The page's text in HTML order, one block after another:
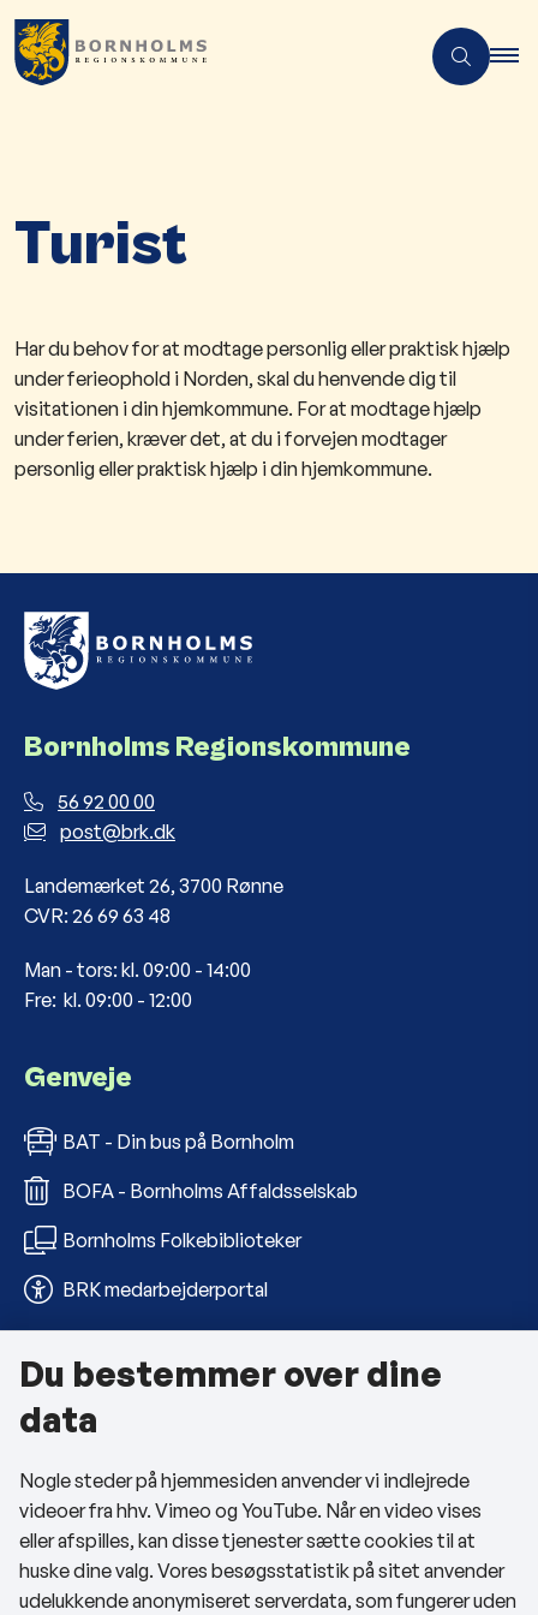
Turist
Har du behov for at modtage personlig eller praktisk hjælp
under ferieophold i Norden, skal du henvende dig til
visitationen i din hjemkommune. For at modtage hjælp
under ferien, kræver det, at du i forvejen modtager
personlig eller praktisk hjælp i din hjemkommune.
Bornholms Regionskommune
56 92 00 00
post@brk.dk
Landemærket 26, 3700 Rønne
CVR: 26 69 63 48
Man - tors: kl. 09:00 - 14:00
Fre: kl. 09:00 - 12:00
Genveje
BAT - Din bus på Bornholm
BOFA - Bornholms Affaldsselskab
Bornholms Folkebiblioteker
BRK medarbejderportal
Om kommunen
Kontakt os
Telefon- og åbningstider
Tilgængelighedserklæring
Privatlivspolitik
Du bestemmer over dine
data
Nogle steder på hjemmesiden anvender vi indlejrede
videoer fra hhv. Vimeo og YouTube. Når en video vises
eller afspilles, kan disse tjenester sætte cookies til at
huske dine valg. Vores besøgsstatistik på sitet anvender
udelukkende anonymiseret serverdata, som fungerer uden